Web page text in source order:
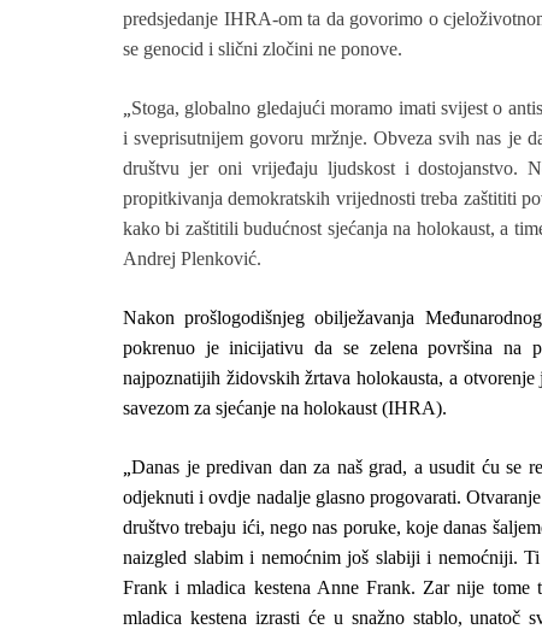
predsjedanje IHRA-om ta da govorimo o
se genocid i slični zločini ne ponove.
„Stoga, globalno gledajući moramo imati svijest o
i sveprisutnijem govoru mržnje. Obveza svih nas je
društvu jer oni vrijeđaju ljudskost i dostojanstvo.
propitkivanja demokratskih vrijednosti treba zaštititi
kako bi zaštitili budućnost sjećanja na holokaust, a
Andrej Plenković.
Nakon prošlogodišnjeg obilježavanja
pokrenuo je inicijativu da se zelena površina na
najpoznatijih židovskih žrtava holokausta, a
savezom za sjećanje na holokaust (IHRA).
„Danas je predivan dan za naš grad, a usudit ću se
odjeknuti i ovdje nadalje glasno progovarati.
društvo trebaju ići, nego nas poruke, koje danas
naizgled slabim i nemoćnim još slabiji i nemoćniji.
Frank i mladica kestena Anne Frank. Zar nije tome
mladica kestena izrasti će u snažno stablo,